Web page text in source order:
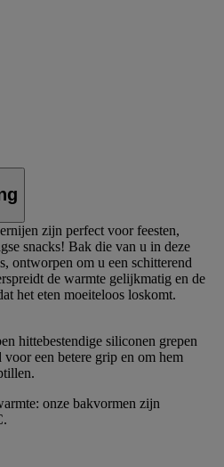
zijn perfect voor feesten,
snacks! Bak die van u in deze
ontworpen om u een schitterend
de warmte gelijkmatig en de
het eten moeiteloos loskomt.
hittebestendige siliconen grepen
voor een betere grip en om hem
onze bakvormen zijn